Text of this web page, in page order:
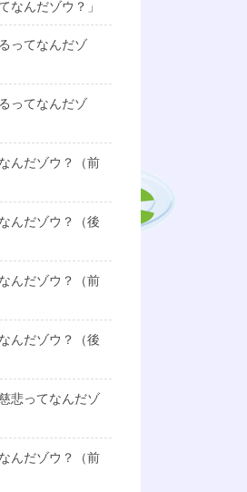
なんだゾウ？」
ってなんだゾ
ってなんだゾ
んだゾウ？（前
んだゾウ？（後
んだゾウ？（前
んだゾウ？（後
悲ってなんだゾ
んだゾウ？（前